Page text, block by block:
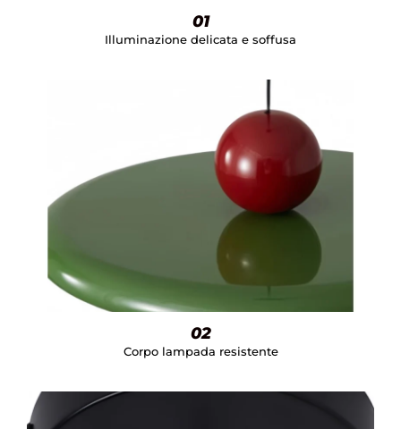
01
Illuminazione delicata e soffusa
02
Corpo lampada resistente